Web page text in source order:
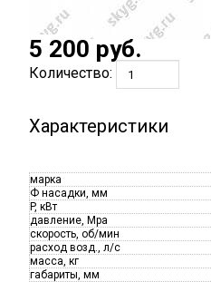
5 200руб.
Количество:
Характеристики
марка
Ф насадки, мм
P, кВт
давление, Mpa
скорость, об/мин
расход возд., л/с
масса, кг
габариты, мм